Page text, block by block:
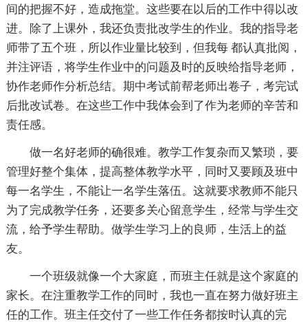
间的把握不好，造成拖堂。这些要在以后的工作中得以改
进。除了上课外，我还负责批改学生的作业。我的指导老
师带了五个班，所以作业量比较到，但我每 都认真批阅，
并注评语，将学生作业中的问题及时的反映给指导老师，
协作老师作分析总结。期中考试前帮老师出卷子，考完试
后批改试卷。在这些工作中我体会到了作为老师的辛苦和
责任感。
做一名好老师的确很难。教学工作复杂而又繁琐，要
管理好整个集体，提高整体教学水平，同时又要顾及班中
每一名学生，不能让一名学生落伍。这就要求教师不能只
为了完成教学任务，还要多关心留意学生，经常与学生交
流，给予学生帮助。做学生学习上的良师，生活上的益
友。
一个班级就像一个大家庭，而班主任就是这个家庭的
家长。在注重教学工作的同时，我也一直在努力做好班主
任的工作。班主任交付了一些工作任务都按时认真的完